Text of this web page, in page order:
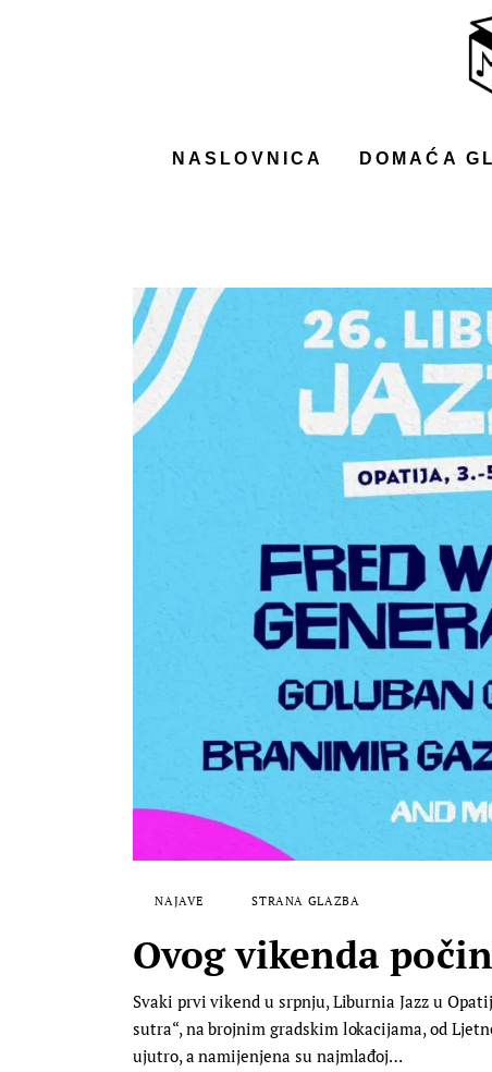
NASLOVNICA DOMAĆA
NAJAVE STRANA GLAZBA
Ovog vikenda
Svaki prvi vikend u srpnju, Liburnia Jazz u
sutra“, na brojnim gradskim lokacijama, od
ujutro, a namijenjena su najmlađoj…